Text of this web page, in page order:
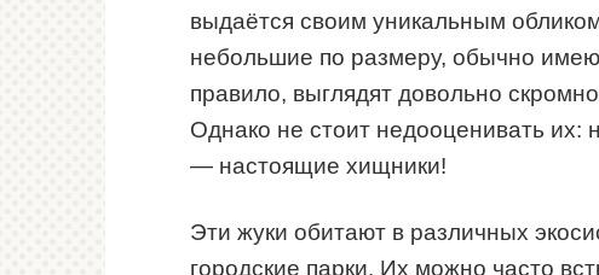
выдаётся своим уникальным
небольшие по размеру, обычно
правило, выглядят довольно
Однако не стоит недооценивать их:
— настоящие хищники!
Эти жуки обитают в различных
городские парки. Их можно часто